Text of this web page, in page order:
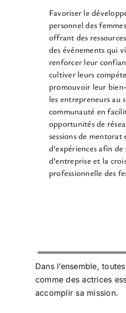
Favoriser le
personnel des
offrant des
des événements qui
renforcer leur
cultiver leurs
promouvoir leur
les entrepreneurs au
communauté en
opportunités de
sessions de mentorat
d’expériences afin
d’entreprise et la
professionnelle des
Dans l’ensemble,
comme des actrices
accomplir sa mission.